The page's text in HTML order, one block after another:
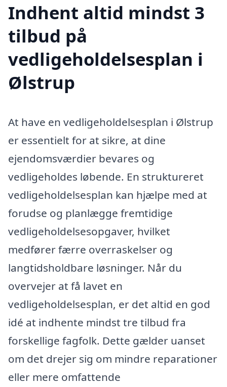
Indhent altid mindst 3
tilbud på
vedligeholdelsesplan i
Ølstrup
At have en vedligeholdelsesplan i Ølstrup
er essentielt for at sikre, at dine
ejendomsværdier bevares og
vedligeholdes løbende. En struktureret
vedligeholdelsesplan kan hjælpe med at
forudse og planlægge fremtidige
vedligeholdelsesopgaver, hvilket
medfører færre overraskelser og
langtidsholdbare løsninger. Når du
overvejer at få lavet en
vedligeholdelsesplan, er det altid en god
idé at indhente mindst tre tilbud fra
forskellige fagfolk. Dette gælder uanset
om det drejer sig om mindre reparationer
eller mere omfattende